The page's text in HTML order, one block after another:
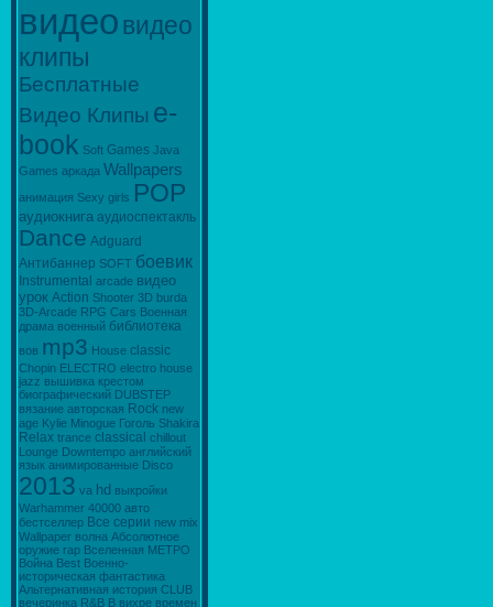
видеовидео
клипы
Бесплатные
Видео Клипы e-
book Soft Games Java
Games аркада Wallpapers
анимация Sexy girls POP
аудиокнига аудиоспектакль
Dance Adguard
Антибаннер SOFТ боевик
Instrumental arcade видео
урок Action Shooter 3D burda
3D-Arcade RPG Cars Военная
драма военный библиотека
вов mp3 House classic
Chopin ELECTRO electro house
jazz вышивка крестом
биографический DUBSTEP
вязание авторская Rock new
age Kylie Minogue Гоголь Shakira
Relax trance classical chillout
Lounge Downtempo английский
язык анимированные Disco
2013 va hd выкройки
Warhammer 40000 авто
бестселлер Все серии new mix
Wallpaper волна Абсолютное
оружие rap Вселенная МЕТРО
Война Best Военно-
историческая фантастика
Альтернативная история CLUB
вечеринка R&B В вихре времен